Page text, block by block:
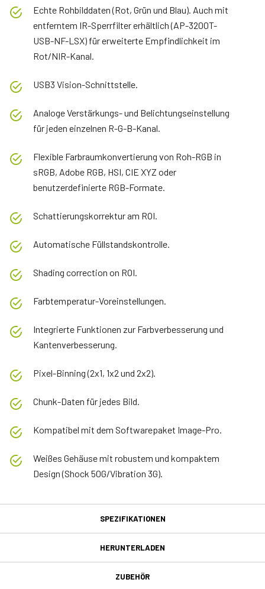
Echte Rohbilddaten (Rot, Grün und Blau). Auch mit
entferntem IR-Sperrfilter erhältlich (AP-3200T-
USB-NF-LSX) für erweiterte Empfindlichkeit im
Rot/NIR-Kanal.
USB3 Vision-Schnittstelle.
Analoge Verstärkungs- und Belichtungseinstellung
für jeden einzelnen R-G-B-Kanal.
Flexible Farbraumkonvertierung von Roh-RGB in
sRGB, Adobe RGB, HSI, CIE XYZ oder
benutzerdefinierte RGB-Formate.
Schattierungskorrektur am ROI.
Automatische Füllstandskontrolle.
Shading correction on ROI.
Farbtemperatur-Voreinstellungen.
Integrierte Funktionen zur Farbverbesserung und
Kantenverbesserung.
Pixel-Binning (2x1, 1x2 und 2x2).
Chunk-Daten für jedes Bild.
Kompatibel mit dem Softwarepaket Image-Pro.
Weißes Gehäuse mit robustem und kompaktem
Design (Shock 50G/Vibration 3G).
SPEZIFIKATIONEN
SpezifikationenHERUNTERLADEN
ZUBEHÖR